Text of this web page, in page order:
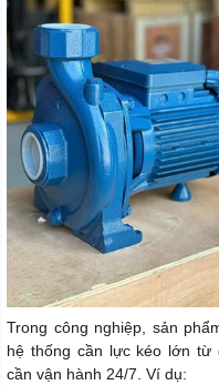
Trong công nghiệp, sản
hệ thống cần lực kéo lớn từ
cần vận hành 24/7. Ví dụ: